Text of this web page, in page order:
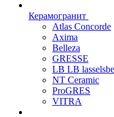
Керамогранит
Atlas Concorde
Axima
Belleza
GRESSE
LB LB
NT Ceramic
ProGRES
VITRA